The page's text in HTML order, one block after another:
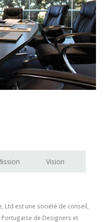
Vision
Ltd est une société de conseil,
Portugaise de Designers et